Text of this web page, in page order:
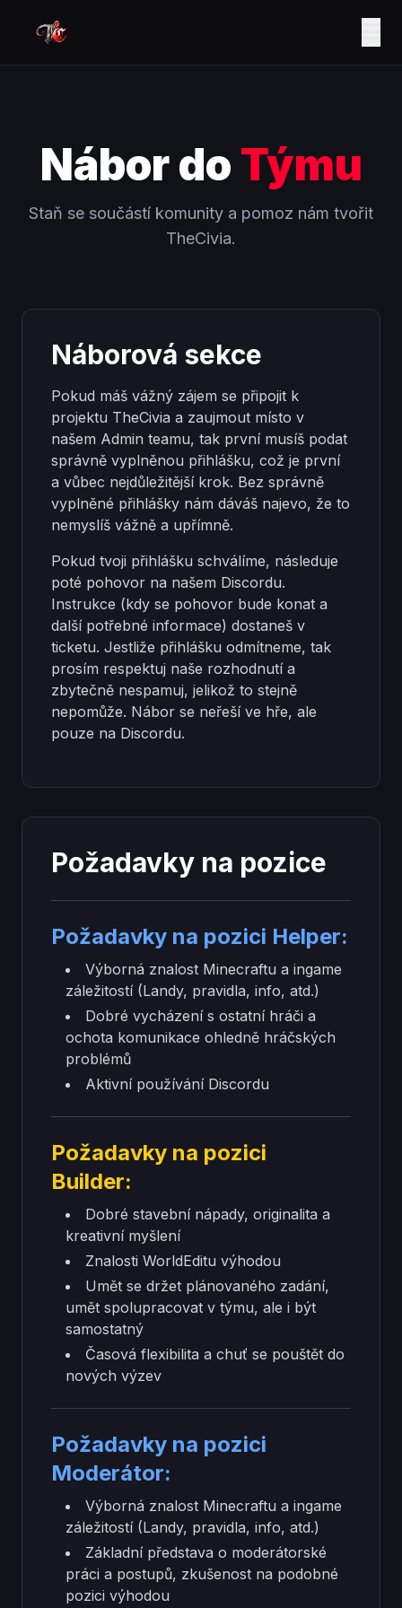
Nábor do Týmu
Staň se součástí komunity a pomoz nám tvořit
TheCivia.
Náborová sekce
Pokud máš vážný zájem se připojit k
projektu TheCivia a zaujmout místo v
našem Admin teamu, tak první musíš podat
správně vyplněnou přihlášku, což je první
a vůbec nejdůležitější krok. Bez správně
vyplněné přihlášky nám dáváš najevo, že to
nemyslíš vážně a upřímně.
Pokud tvoji přihlášku schválíme, následuje
poté pohovor na našem Discordu.
Instrukce (kdy se pohovor bude konat a
další potřebné informace) dostaneš v
ticketu. Jestliže přihlášku odmítneme, tak
prosím respektuj naše rozhodnutí a
zbytečně nespamuj, jelikož to stejně
nepomůže. Nábor se neřeší ve hře, ale
pouze na Discordu.
Požadavky na pozice
Požadavky na pozici Helper:
Výborná znalost Minecraftu a ingame
záležitostí (Landy, pravidla, info, atd.)
Dobré vycházení s ostatní hráči a
ochota komunikace ohledně hráčských
problémů
Aktivní používání Discordu
Požadavky na pozici
Builder:
Dobré stavební nápady, originalita a
kreativní myšlení
Znalosti WorldEditu výhodou
Umět se držet plánovaného zadání,
umět spolupracovat v týmu, ale i být
samostatný
Časová flexibilita a chuť se pouštět do
nových výzev
Požadavky na pozici
Moderátor:
Výborná znalost Minecraftu a ingame
záležitostí (Landy, pravidla, info, atd.)
Základní představa o moderátorské
práci a postupů, zkušenost na podobné
pozici výhodou